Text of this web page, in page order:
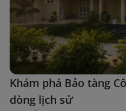
Khám phá Bảo tàng
dòng lịch sử